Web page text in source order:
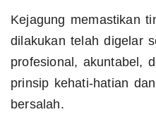
Kejagung memastikan
dilakukan telah digelar
profesional, akuntabel,
prinsip kehati-hatian
bersalah.